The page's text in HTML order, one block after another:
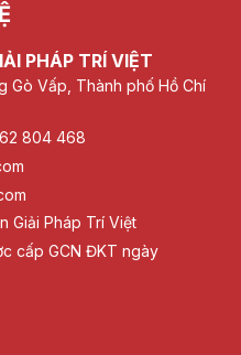
PHÁP TRÍ VIỆT
Gò Vấp, Thành phố Hồ Chí
804 468
Giải Pháp Trí Việt
cấp GCN ĐKT ngày